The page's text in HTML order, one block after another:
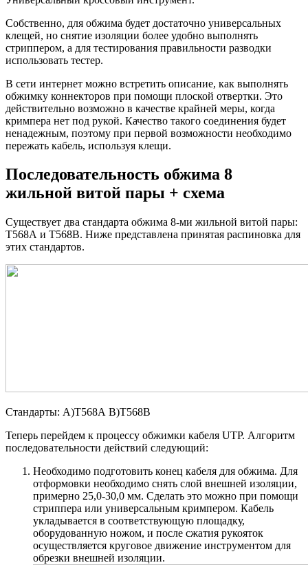
Собственно, для обжима будет достаточно универсальных
клещей, но снятие изоляции более удобно выполнять
стриппером, а для тестирования правильности разводки
использовать тестер.
В сети интернет можно встретить описание, как выполнять
обжимку коннекторов при помощи плоской отвертки. Это
действительно возможно в качестве крайней меры, когда
кримпера нет под рукой. Качество такого соединения будет
ненадежным, поэтому при первой возможности необходимо
пережать кабель, используя клещи.
Последовательность обжима 8
жильной витой пары + схема
Существует два стандарта обжима 8-ми жильной витой пары:
Т568А и Т568В. Ниже представлена принятая распиновка для
этих стандартов.
Стандарты: А)Т568А В)Т568В
Теперь перейдем к процессу обжимки кабеля UTP. Алгоритм
последовательности действий следующий:
Необходимо подготовить конец кабеля для обжима. Для
отформовки необходимо снять слой внешней изоляции,
примерно 25,0-30,0 мм. Сделать это можно при помощи
стриппера или универсальным кримпером. Кабель
укладывается в соответствующую площадку,
оборудованную ножом, и после сжатия рукояток
осуществляется круговое движение инструментом для
обрезки внешней изоляции.